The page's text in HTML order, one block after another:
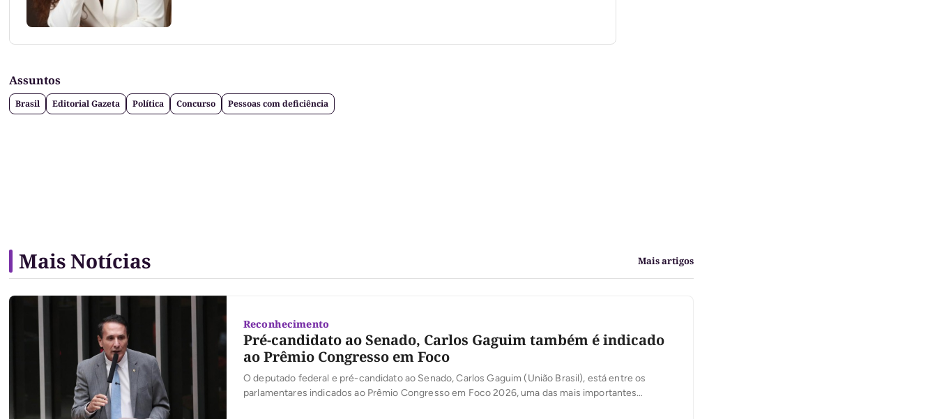
Assuntos
Brasil Editorial Gazeta Política Concurso Pessoas com deficiência
Mais Notícias Mais artigos
Reconhecimento
Pré-candidato ao Senado, Carlos Gaguim também é indicado
ao Prêmio Congresso em Foco
O deputado federal e pré-candidato ao Senado, Carlos Gaguim (União Brasil), está entre os
parlamentares indicados ao Prêmio Congresso em Foco 2026, uma das mais importantes